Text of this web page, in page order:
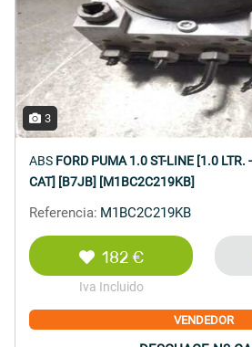
3
ABS FORD PUMA 1.0 ST-LINE [1.0 LTR.
CAT] [B7JB] [M1BC2C219KB]
Referencia: M1BC2C219KB
182 €
Iva Incluido
VENDEDOR